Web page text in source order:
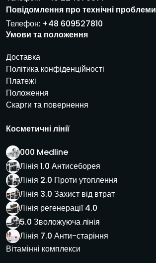
о
ш
т
а
Повідомлення про технічні проблеми
Телефон: +48 609527810
Умови та положення
Доставка
Політика конфіденційності
Платежі
Положення
Скарги та повернення
Косметичні лінії
000 Medline
Лінія 1.0 Антисеборея
Лінія 2.0 Проти утоплення
Лінія 3.0 Захист від втрат
Лінія регенерації 4.0
5.0 Зволожуюча лінія
Лінія 7.0 Анти-старіння
Вітамінні комплекси